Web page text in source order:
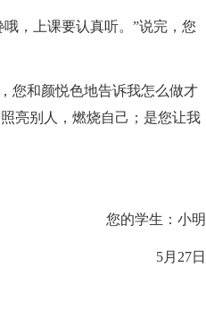
，上课要认真听。”说完，您
您和颜悦色地告诉我怎么做才
亮别人，燃烧自己；是您让我
您的学生：小明
5月27日